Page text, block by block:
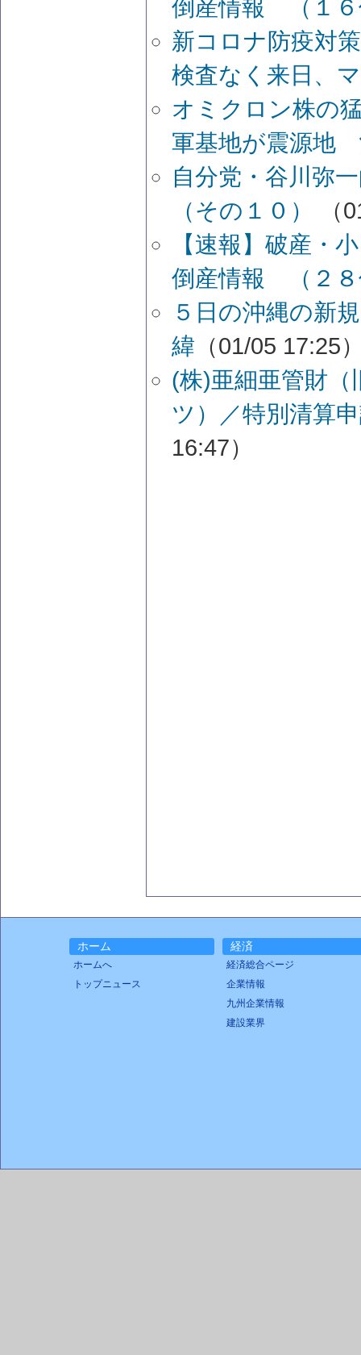
倒産情報 （１６
新コロナ防疫対
検査なく来日、
オミクロン株
軍基地が震源地
自分党・谷川弥
（その１０）
（
【速報】破産
倒産情報 （２８
５日の沖縄の新
緯 （01/05 17:25
(株)亜細亜管財
ツ）／特別清算
16:47）
ホーム
ホームへ
トップニュース
経済
経済総合ページ
企業情報
九州企業情報
建設業界